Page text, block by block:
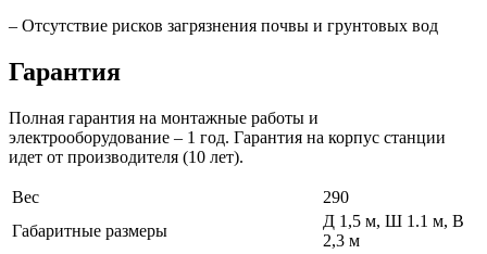
– Отсутствие рисков загрязнения почвы и грунтовых вод
Гарантия
Полная гарантия на монтажные работы и
электрооборудование – 1 год. Гарантия на корпус станции
идет от производителя (10 лет).
Вес
290
Габаритные размеры
Д 1,5 м, Ш 1.1 м, В
2,3 м